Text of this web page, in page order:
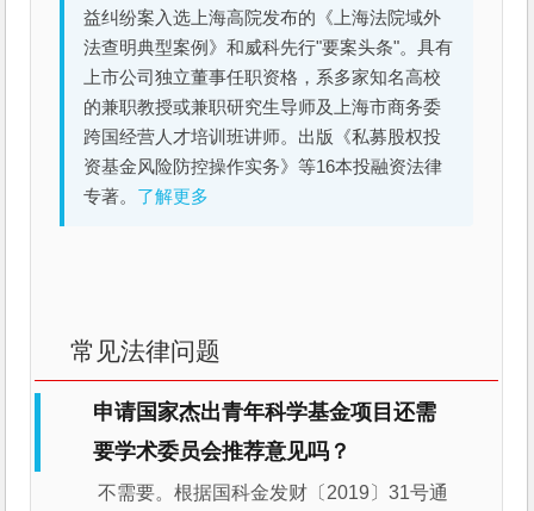
益纠纷案入选上海高院发布的《上海法院域外
法查明典型案例》和威科先行"要案头条"。具有
上市公司独立董事任职资格，系多家知名高校
的兼职教授或兼职研究生导师及上海市商务委
跨国经营人才培训班讲师。出版《私募股权投
资基金风险防控操作实务》等16本投融资法律
专著。 了解更多
常见法律问题
申请国家杰出青年科学基金项目还需
要学术委员会推荐意见吗？
不需要。根据国科金发财〔2019〕31号通